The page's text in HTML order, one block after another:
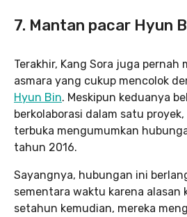
7. Mantan pacar Hyun
Terakhir, Kang Sora juga
asmara yang cukup mencolok
Hyun Bin. Meskipun keduanya
berkolaborasi dalam satu
terbuka mengumumkan
tahun 2016.
Sayangnya, hubungan ini
sementara waktu karena alasan
setahun kemudian, mereka